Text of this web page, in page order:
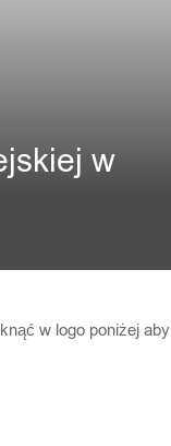
w
w logo poniżej aby